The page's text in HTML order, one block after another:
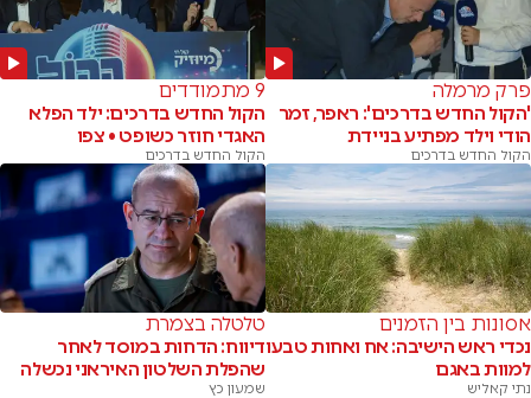
פרק מרמלה
'הקול החדש בדרכים': ראפר, זמר
הודי וילד מפתיע בניידת
הקול החדש בדרכים
9 מתמודדים
הקול החדש בדרכים: ילד הפלא
האגדי חוזר כשופט • צפו
הקול החדש בדרכים
אסונות בין הזמנים
נכדי ראש הישיבה: אח ואחות טבעו
למוות באגם
נתי קאליש
טלטלה בצמרת
דיווח: הדחות במוסד לאחר
שהפלת השלטון האיראני נכשלה
שמעון כץ